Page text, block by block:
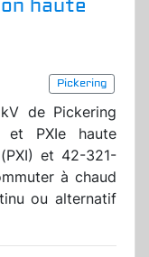
haute
Pickering
de Pickering
et PXIe haute
et 42-321-
à chaud
ou alternatif